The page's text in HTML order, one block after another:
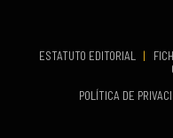
ESTATUTO EDITORIAL |
POLÍTICA DE